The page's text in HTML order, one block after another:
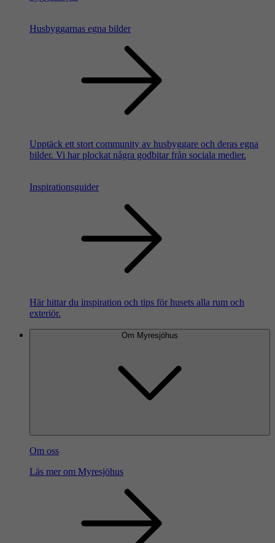
Husbyggarnas egna bilder
Upptäck ett stort community av husbyggare och deras egna
bilder. Vi har plockat några godbitar från sociala medier.
Inspirationsguider
Här hittar du inspiration och tips för husets alla rum och
exteriör.
Om Myresjöhus
Om oss
Läs mer om Myresjöhus